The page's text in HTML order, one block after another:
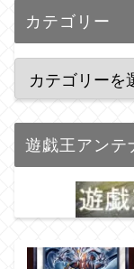
カテゴリー
遊戯王アンテ